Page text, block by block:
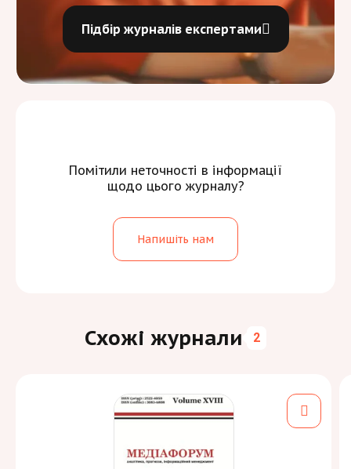
Помітили неточності в інформації
щодо цього журналу?
Напишіть нам
Підбір журналів експертами
Схожі журнали 2